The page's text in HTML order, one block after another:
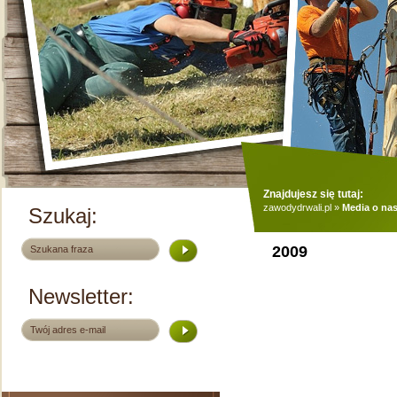
Szukaj:
Newsletter:
Znajdujesz się tutaj:
zawodydrwali.pl » Media o nas
2009